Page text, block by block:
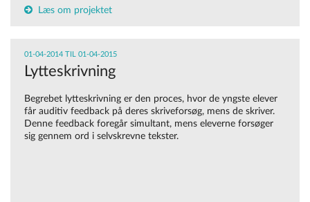
Læs om projektet
01-04-2014 TIL 01-04-2015
Lytteskrivning
Begrebet lytteskrivning er den proces, hvor de yngste elever
får auditiv feedback på deres skriveforsøg, mens de skriver.
Denne feedback foregår simultant, mens eleverne forsøger
sig gennem ord i selvskrevne tekster.